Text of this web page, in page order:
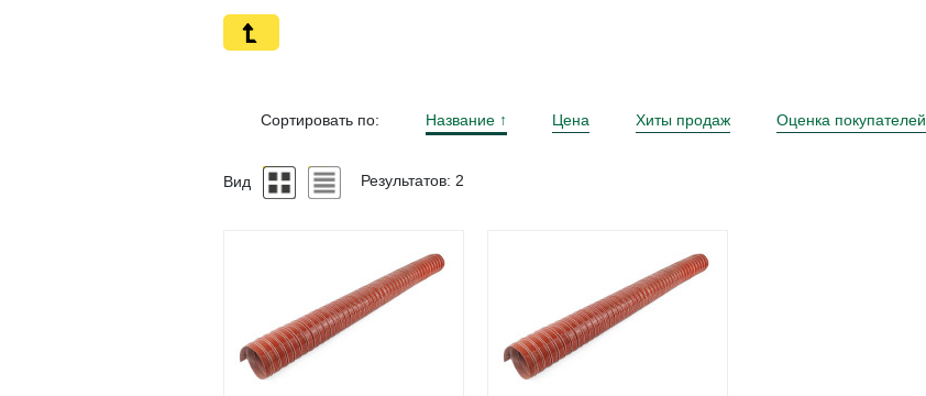
Сортировать по: Название Цена Хиты продаж Оценка покупателей
Вид Результатов: 2